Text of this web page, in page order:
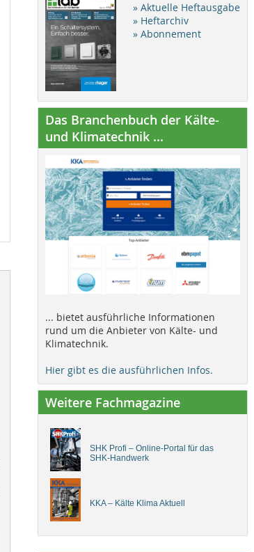
» Aktuelle Heftausgabe
» Heftarchiv
» Abonnement
Das Branchenbuch der Kälte-
und Klimatechnik ...
... bietet ausführliche Informationen
rund um die Anbieter von Kälte- und
Klimatechnik.
Hier gibt es die ausführlichen Infos.
Weitere Fachmagazine
SHK Profi – Online-Portal für das
SHK-Handwerk
KKA – Kälte Klima Aktuell